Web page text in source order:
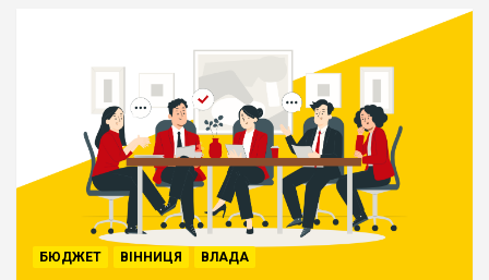
БЮДЖЕТ ВІННИЦЯ ВЛАДА